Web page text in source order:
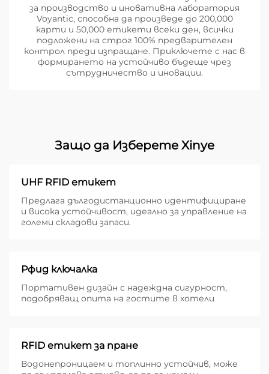
за производство и иновативна лаборатория
Voyantic, способна да произведе до 200,000
карти и 50,000 етикети всеки ден, всички
подложени на строг 100% предварителен
контрол преди изпращане. Приключете с нас в
формирането на устойчиво бъдеще чрез
сътрудничество и иновации.
Защо да Изберете Xinye
UHF RFID етикет
Предлага дългодистанционно идентифициране
и висока устойчивост, идеално за управление на
големи складови запаси.
Рфид ключалка
Портативен дизайн с надеждна сигурност,
подобряващ опита на гостите в хотели
RFID етикет за пране
Водонепроницаем и топлинно устойчив, може